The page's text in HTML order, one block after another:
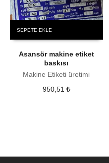
SEPETE EKLE
Asansör makine etiket
baskısı
Makine Etiketi üretimi
950,51 ₺